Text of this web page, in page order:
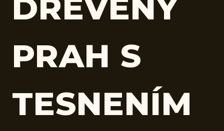
DREVENÝ
PRAH S
TESNENÍM